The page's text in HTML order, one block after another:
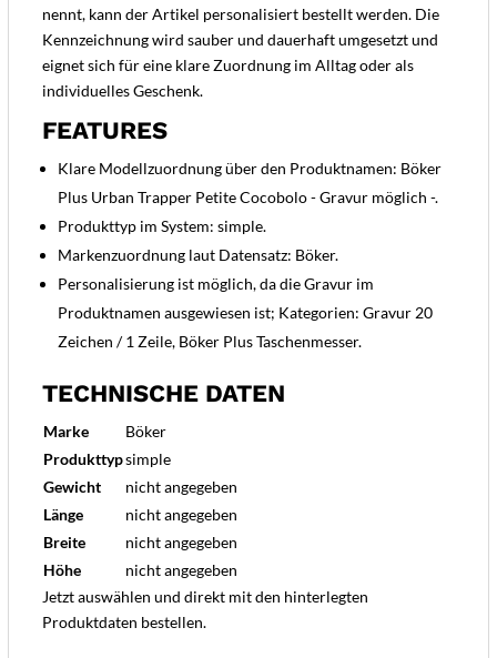
nennt, kann der Artikel personalisiert bestellt werden. Die
Kennzeichnung wird sauber und dauerhaft umgesetzt und
eignet sich für eine klare Zuordnung im Alltag oder als
individuelles Geschenk.
FEATURES
Klare Modellzuordnung über den Produktnamen: Böker
Plus Urban Trapper Petite Cocobolo - Gravur möglich -.
Produkttyp im System: simple.
Markenzuordnung laut Datensatz: Böker.
Personalisierung ist möglich, da die Gravur im
Produktnamen ausgewiesen ist; Kategorien: Gravur 20
Zeichen / 1 Zeile, Böker Plus Taschenmesser.
TECHNISCHE DATEN
Marke
Böker
Produkttypsimple
Gewicht
nicht angegeben
Länge
nicht angegeben
Breite
nicht angegeben
Höhe
nicht angegeben
Jetzt auswählen und direkt mit den hinterlegten
Produktdaten bestellen.